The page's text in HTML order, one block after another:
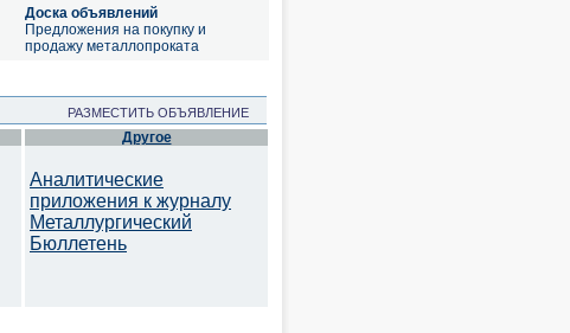
Доска объявлений
Предложения на покупку и
продажу металлопроката
РАЗМЕСТИТЬ ОБЪЯВЛЕНИЕ
Другое
Аналитические
приложения к журналу
Металлургический
Бюллетень